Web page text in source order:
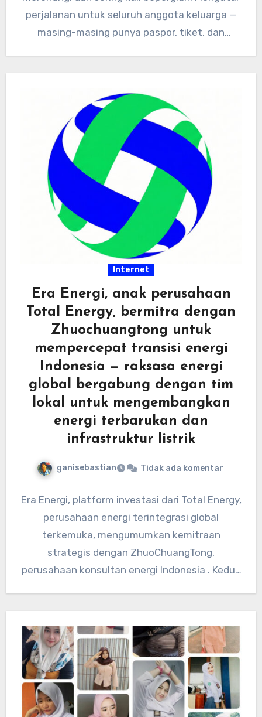
perjalanan untuk seluruh anggota keluarga —
masing-masing punya paspor, tiket, dan
Internet
Era Energi, anak perusahaan
Total Energy, bermitra dengan
Zhuochuangtong untuk
mempercepat transisi energi
Indonesia — raksasa energi
global bergabung dengan tim
lokal untuk mengembangkan
energi terbarukan dan
infrastruktur listrik
ganisebastian Tidak ada komentar
Era Energi, platform investasi dari Total Energy,
perusahaan energi terintegrasi global
terkemuka, mengumumkan kemitraan
strategis dengan ZhuoChuangTong,
perusahaan konsultan energi Indonesia . Kedua